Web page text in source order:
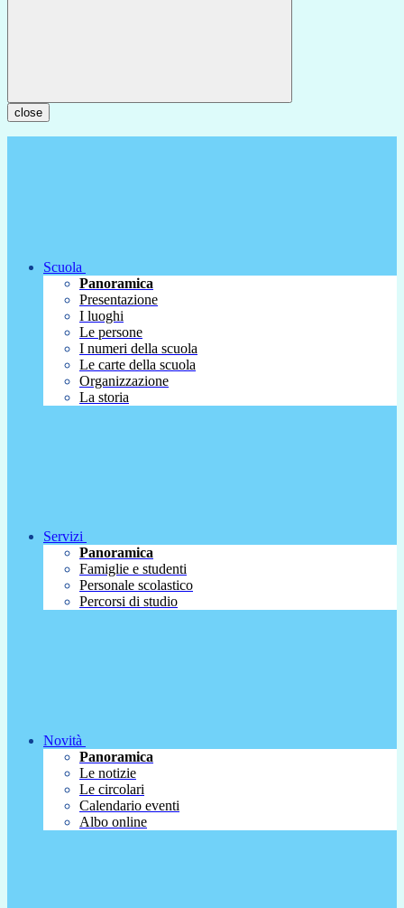
close
Scuola
Panoramica
Presentazione
I luoghi
Le persone
I numeri della scuola
Le carte della scuola
Organizzazione
La storia
Servizi
Panoramica
Famiglie e studenti
Personale scolastico
Percorsi di studio
Novità
Panoramica
Le notizie
Le circolari
Calendario eventi
Albo online